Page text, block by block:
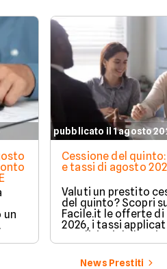
un
su
pubblicato il 1 agosto
Cessione del
e tassi di agosto
Valuti un prestito
del quinto? Scopri
Facile.it le offerte
2026, i tassi
condizioni delle
soluzioni disponibili.
News Prestiti